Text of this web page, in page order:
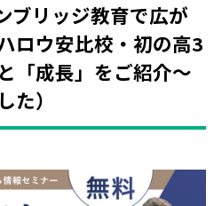
ブリッジ教育で広が
ロウ安比校・初の高3
「成長」をご紹介〜
た）